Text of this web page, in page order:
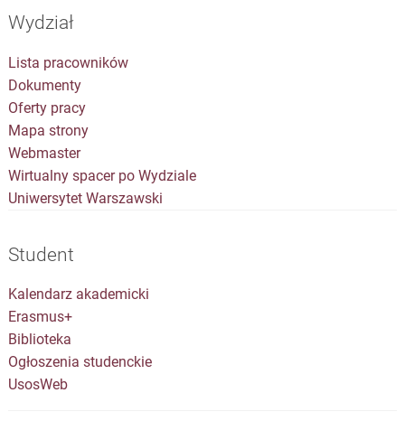
Wydział
Lista pracowników
Dokumenty
Oferty pracy
Mapa strony
Webmaster
Wirtualny spacer po Wydziale
Uniwersytet Warszawski
Student
Kalendarz akademicki
Erasmus+
Biblioteka
Ogłoszenia studenckie
UsosWeb